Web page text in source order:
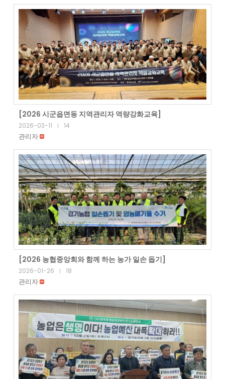
[2026 시군읍면동 지역관리자 역량강화교육]
2026-03-11 | 14
관리자
[2026 농협중앙회와 함께 하는 농가 일손 돕기]
2026-01-26 | 18
관리자